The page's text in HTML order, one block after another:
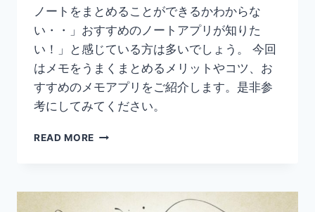
ノートをまとめることができるかわからな
い・・」おすすめのノートアプリが知りた
い！」と感じている方は多いでしょう。 今回
はメモをうまくまとめるメリットやコツ、お
すすめのメモアプリをご紹介します。是非参
考にしてみてください。
READ MORE 【新
必